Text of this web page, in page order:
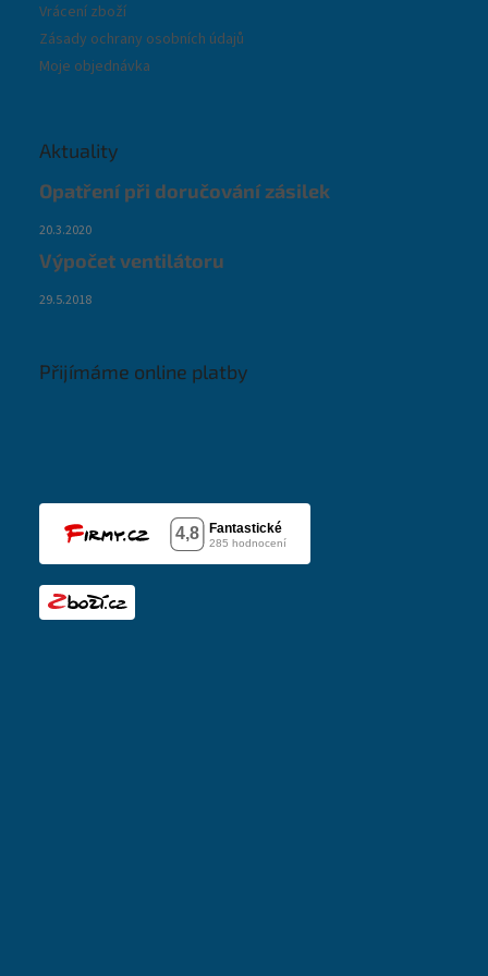
Vrácení zboží
Zásady ochrany osobních údajů
Moje objednávka
Aktuality
Opatření při doručování zásilek
20.3.2020
Výpočet ventilátoru
29.5.2018
Přijímáme online platby